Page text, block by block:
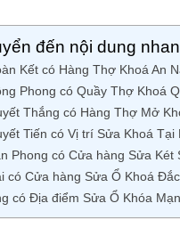
đến nội dung
Kết có Hàng Thợ Khoá An
Phong có Quầy Thợ Khoá
Thắng có Hàng Thợ Mở
Tiến có Vị trí Sửa Khoá Tại
Phong có Cửa hàng Sửa Két
có Cửa hàng Sửa Ổ Khoá
có Địa điểm Sửa Ổ Khóa